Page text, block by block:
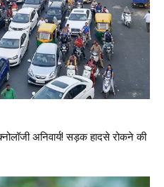
अनिवार्य! सड़क हादसे रोकने की